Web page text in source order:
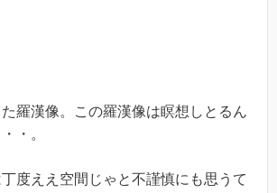
羅漢像。この羅漢像は瞑想しとるん
・。
度ええ空間じゃと不謹慎にも思うて